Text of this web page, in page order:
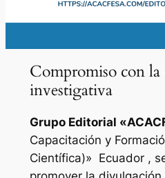
Compromiso con
investigativa
Grupo Editorial «
Capacitación y
Científica)» Ecuador ,